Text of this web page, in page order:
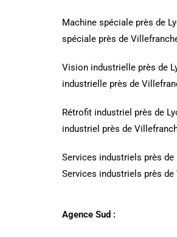
Machine spéciale près de
spéciale près de
Vision industrielle près de
industrielle près de
Rétrofit industriel près de
industriel près de
Services industriels près de
Services industriels près
Agence Sud :